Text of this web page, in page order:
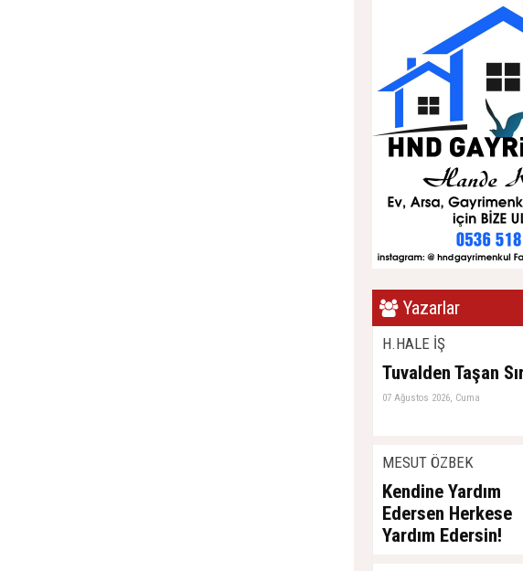
Yazarlar
H.HALE İŞ
Tuvalden Taşan
07 Ağustos 2026, Cuma
MESUT ÖZBEK
Kendine Yardım
Edersen Herkese
Yardım Edersin!